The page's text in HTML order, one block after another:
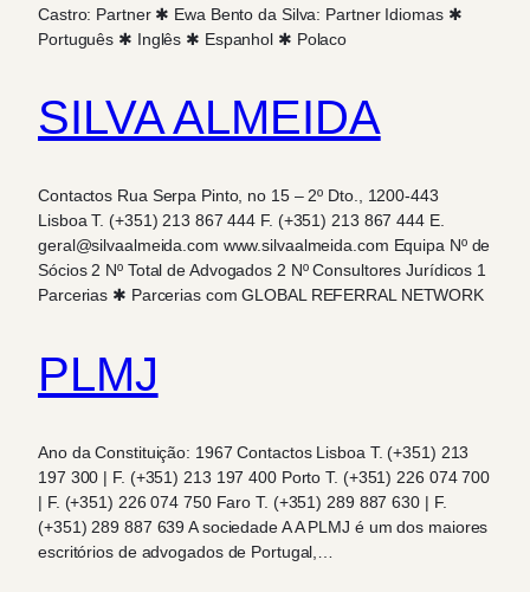
Castro: Partner ✱ Ewa Bento da Silva: Partner Idiomas ✱
Português ✱ Inglês ✱ Espanhol ✱ Polaco
SILVA ALMEIDA
Contactos Rua Serpa Pinto, no 15 – 2º Dto., 1200-443
Lisboa T. (+351) 213 867 444 F. (+351) 213 867 444 E.
geral@silvaalmeida.com www.silvaalmeida.com Equipa Nº de
Sócios 2 Nº Total de Advogados 2 Nº Consultores Jurídicos 1
Parcerias ✱ Parcerias com GLOBAL REFERRAL NETWORK
PLMJ
Ano da Constituição: 1967 Contactos Lisboa T. (+351) 213
197 300 | F. (+351) 213 197 400 Porto T. (+351) 226 074 700
| F. (+351) 226 074 750 Faro T. (+351) 289 887 630 | F.
(+351) 289 887 639 A sociedade A A PLMJ é um dos maiores
escritórios de advogados de Portugal,…